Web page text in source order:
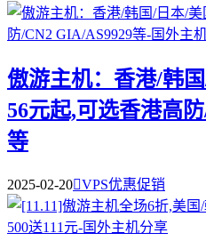
傲游主机：香港/韩
56元起,可选香港高
等
2025-02-20VPS优惠促销